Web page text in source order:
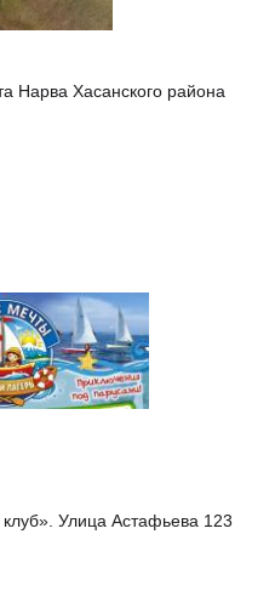
Нарва Хасанского района
Улица Астафьева 123